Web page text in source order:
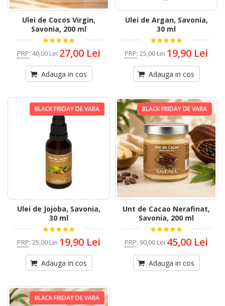
Ulei de Cocos Virgin,
Savonia, 200 ml
PRP: 40,00 Lei 27,00 Lei
Adauga in cos
Ulei de Argan, Savonia,
30 ml
PRP: 25,00 Lei 19,90 Lei
Adauga in cos
BLACK FRIDAY DE VARA
Ulei de Jojoba, Savonia,
30 ml
PRP: 25,00 Lei 19,90 Lei
Adauga in cos
BLACK FRIDAY DE VARA
Unt de Cacao Nerafinat,
Savonia, 200 ml
PRP: 90,00 Lei 45,00 Lei
Adauga in cos
BLACK FRIDAY DE VARA